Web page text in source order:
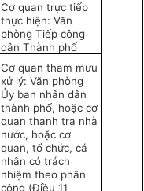
Cơ quan trực tiếp
thực hiện: Văn
phòng Tiếp công
dân Thành phố
Cơ quan tham mưu
xử lý: Văn phòng
Ủy ban nhân dân
thành phố, hoặc cơ
quan thanh tra nhà
nước, hoặc cơ
quan, tổ chức, cá
nhân có trách
nhiệm theo phân
công (Điều 11